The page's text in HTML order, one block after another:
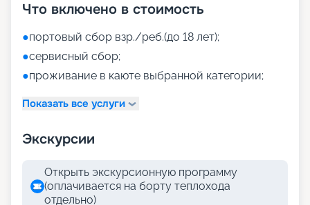
Что включено в стоимость
●портовый сбор взр./реб.(до 18 лет);
●сервисный сбор;
●проживание в каюте выбранной категории;
Показать все услуги
Экскурсии
Открыть экскурсионную программу
(оплачивается на борту теплохода
отдельно)